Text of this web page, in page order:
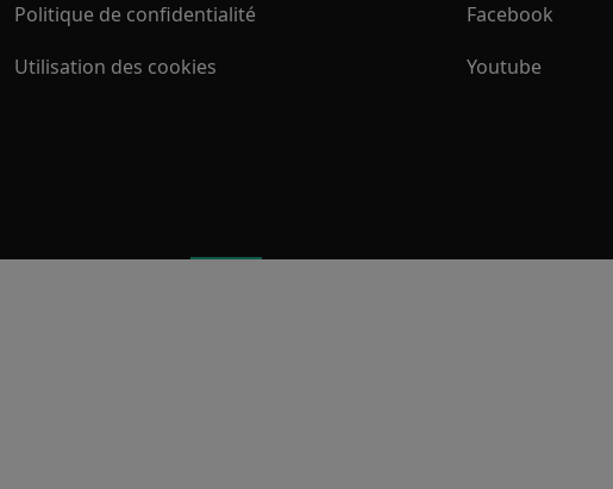
Politique de confidentialité
Utilisation des cookies
Facebook
Youtube